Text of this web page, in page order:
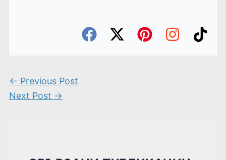
← Previous Post
Next Post →